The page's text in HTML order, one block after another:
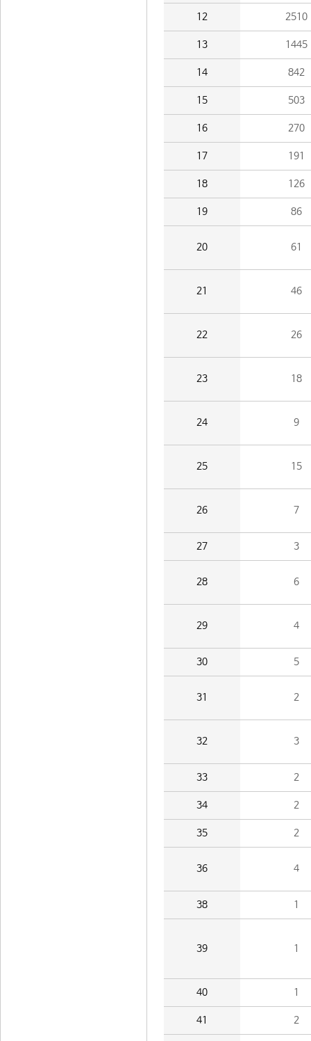
12 2510
13 1445
14 842
15 503
16 270
17 191
18 126
19 86
20 61
21 46
22 26
23 18
24 9
25 15
26 7
27 3
28 6
29 4
30 5
31 2
32 3
33 2
34 2
35 2
36 4
38 1
39 1
40 1
41 2